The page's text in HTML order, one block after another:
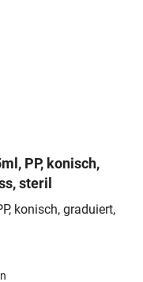
PP, konisch,
steril
konisch, graduiert,